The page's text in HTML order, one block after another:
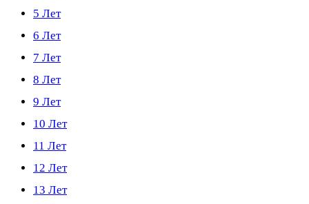
5 Лет
6 Лет
7 Лет
8 Лет
9 Лет
10 Лет
11 Лет
12 Лет
13 Лет